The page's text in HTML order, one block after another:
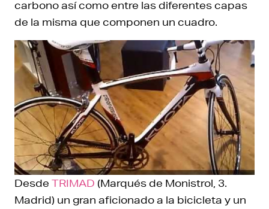
carbono así como entre las diferentes capas
de la misma que componen un cuadro.
Desde TRIMAD (Marqués de Monistrol, 3.
Madrid) un gran aficionado a la bicicleta y un